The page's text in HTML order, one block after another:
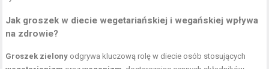
Jak groszek w diecie wegetariańskiej i wegańskiej wpływa
na zdrowie?
Groszek zielony odgrywa kluczową rolę w diecie osób stosujących